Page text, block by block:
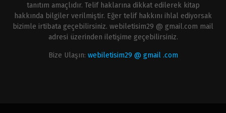
tanıtım amaçlıdır. Telif haklarına dikkat edilerek kitap
hakkında bilgiler verilmiştir. Eğer telif hakkını ihlal ediyorsak
bizimle irtibata geçebilirsiniz. webiletisim29 @ gmail.com mail
adresi üzerinden iletişime geçebilirsiniz.
Bize Ulaşın: webiletisim29 @ gmail .com